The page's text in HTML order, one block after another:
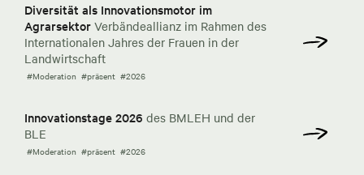
Diversität als Innovationsmotor im
Agrarsektor Verbändeallianz im Rahmen des
Internationalen Jahres der Frauen in der
Landwirtschaft
#Moderation #präsent #2026
Innovationstage 2026 des BMLEH und der
BLE
#Moderation #präsent #2026